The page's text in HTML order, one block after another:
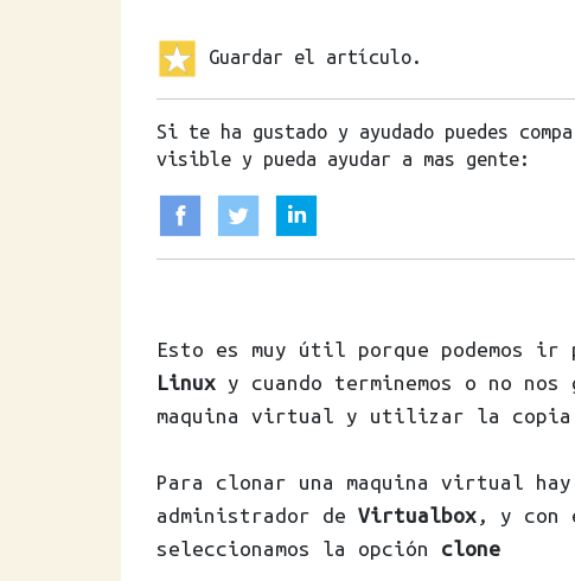
Guardar el artículo.
Si te ha gustado y ayudado puedes
visible y pueda ayudar a mas gente:
Esto es muy útil porque podemos ir
Linux y cuando terminemos o no
maquina virtual y utilizar la copia
Para clonar una maquina virtual
administrador de Virtualbox , y con
seleccionamos la opción clone